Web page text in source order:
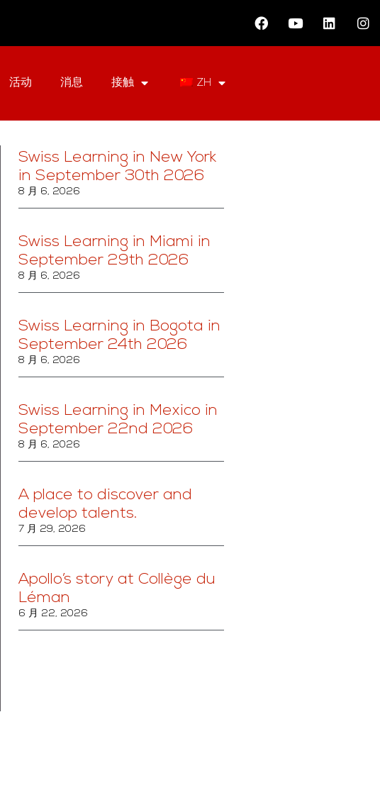
活动 消息 接触 ZH
Swiss Learning in New York
in September 30th 2026
8 月 6, 2026
Swiss Learning in Miami in
September 29th 2026
8 月 6, 2026
Swiss Learning in Bogota in
September 24th 2026
8 月 6, 2026
Swiss Learning in Mexico in
September 22nd 2026
8 月 6, 2026
A place to discover and
develop talents.
7 月 29, 2026
Apollo’s story at Collège du
Léman
6 月 22, 2026